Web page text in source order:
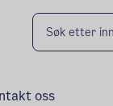
oss